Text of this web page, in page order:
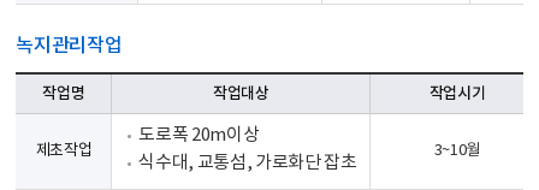
녹지관리작업
작업명 작업대상 작업시기
제초작업
도로폭 20m이상
식수대, 교통섬, 가로화단 잡초
3~10월